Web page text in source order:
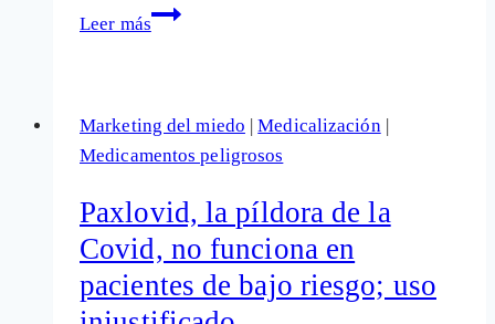
Leer más
El
pelotazo
de
con
Paxlovid,
la
píldora
Marketing del miedo |Medicalización|
Medicamentos peligrosos
Paxlovid, la píldora de la
Covid, no funciona en
pacientes de bajo riesgo; uso